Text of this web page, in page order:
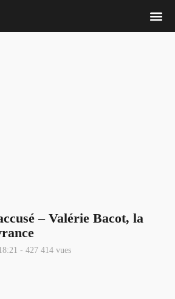
– Valérie Bacot, la
- 427 414 vues